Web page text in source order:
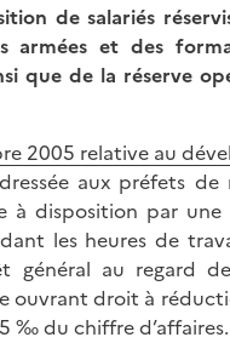
de salariés
armées et des
que de la réserve
2005 relative au
aux préfets
à disposition par une
les heures de
général au regard
ouvrant droit à
‰ du chiffre d’affaires.